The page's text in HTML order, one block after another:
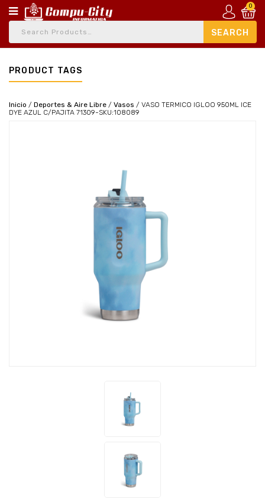
0
PRODUCT TAGS
Inicio / Deportes & Aire Libre / Vasos / VASO TERMICO IGLOO 950ML ICE
DYE AZUL C/PAJITA 71309-SKU:108089